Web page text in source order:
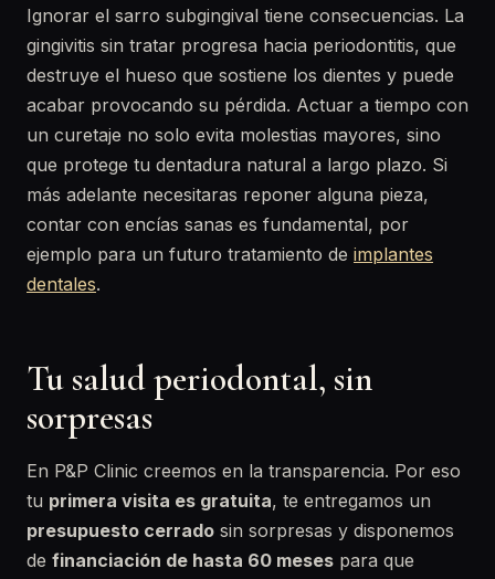
Ignorar el sarro subgingival tiene consecuencias. La
gingivitis sin tratar progresa hacia periodontitis, que
destruye el hueso que sostiene los dientes y puede
acabar provocando su pérdida. Actuar a tiempo con
un curetaje no solo evita molestias mayores, sino
que protege tu dentadura natural a largo plazo. Si
más adelante necesitaras reponer alguna pieza,
contar con encías sanas es fundamental, por
ejemplo para un futuro tratamiento de implantes
dentales.
Tu salud periodontal, sin
sorpresas
En P&P Clinic creemos en la transparencia. Por eso
tu primera visita es gratuita, te entregamos un
presupuesto cerrado sin sorpresas y disponemos
de financiación de hasta 60 meses para que